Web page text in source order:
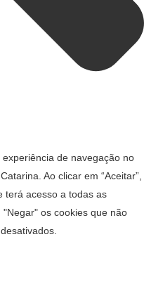
de navegação no
Ao clicar em “Aceitar”,
terá acesso a todas as
os cookies que não